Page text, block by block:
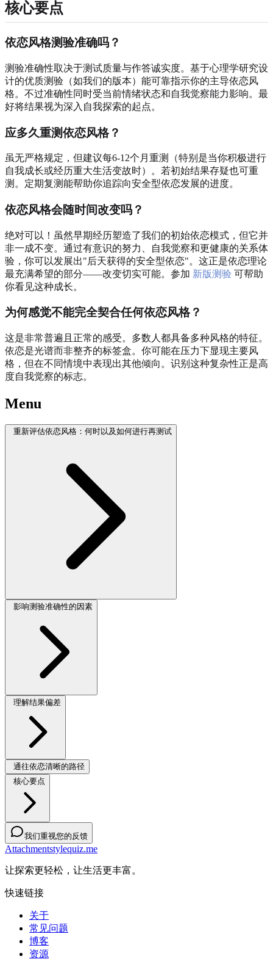
核心要点
依恋风格测验准确吗？
测验准确性取决于测试质量与作答诚实度。基于心理学研究设
计的优质测验（如我们的版本）能可靠指示你的主导依恋风
格。不过准确性同时受当前情绪状态和自我觉察能力影响。最
好将结果视为深入自我探索的起点。
应多久重测依恋风格？
虽无严格规定，但建议每6-12个月重测（特别是当你积极进行
自我成长或经历重大生活变故时）。若初始结果存疑也可重
测。定期复测能帮助你追踪向安全型依恋发展的进度。
依恋风格会随时间改变吗？
绝对可以！虽然早期经历塑造了我们的初始依恋模式，但它并
非一成不变。通过有意识的努力、自我觉察和更健康的关系体
验，你可以发展出"后天获得的安全型依恋"。这正是依恋理论
最充满希望的部分——改变切实可能。参加 新版测验 可帮助
你看见这种成长。
为何感觉不能完全契合任何依恋风格？
这是非常普遍且正常的感受。多数人都具备多种风格的特征。
依恋是光谱而非整齐的标签盒。你可能在压力下显现主要风
格，但在不同情境中表现出其他倾向。识别这种复杂性正是高
度自我觉察的标志。
Menu
重新评估依恋风格：何时以及如何进行再测试
影响测验准确性的因素
理解结果偏差
通往依恋清晰的路径
核心要点
我们重视您的反馈
Attachmentstylequiz.me
让探索更轻松，让生活更丰富。
快速链接
关于
常见问题
博客
资源